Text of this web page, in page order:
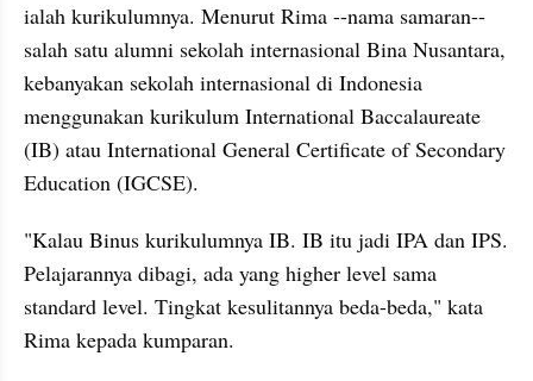
ialah kurikulumnya. Menurut Rima --nama samaran--
salah satu alumni sekolah internasional Bina Nusantara,
kebanyakan sekolah internasional di Indonesia
menggunakan kurikulum International Baccalaureate
(IB) atau International General Certificate of Secondary
Education (IGCSE).
"Kalau Binus kurikulumnya IB. IB itu jadi IPA dan IPS.
Pelajarannya dibagi, ada yang higher level sama
standard level. Tingkat kesulitannya beda-beda," kata
Rima kepada kumparan.